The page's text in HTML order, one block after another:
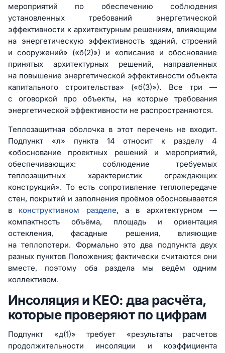
мероприятий по обеспечению соблюдения
установленных требований энергетической
эффективности к архитектурным решениям, влияющим
на энергетическую эффективность зданий, строений
и сооружений» («б(2)») и «описание и обоснование
принятых архитектурных решений, направленных
на повышение энергетической эффективности объекта
капитального строительства» («б(3)»). Все три —
с оговоркой про объекты, на которые требования
энергетической эффективности не распространяются.
Теплозащитная оболочка в этот перечень не входит.
Подпункт «л» пункта 14 относит к разделу 4
«обоснование проектных решений и мероприятий,
обеспечивающих: соблюдение требуемых
теплозащитных характеристик ограждающих
конструкций». То есть сопротивление теплопередаче
стен, покрытий и заполнения проёмов обосновывается
в конструктивном разделе, а в архитектурном —
компактность объёма, площадь и ориентация
остекления, фасадные решения, влияющие
на теплопотери. Формально это два подпункта двух
разных пунктов Положения; фактически считаются они
вместе, поэтому оба раздела мы ведём одним
коллективом.
Инсоляция и КЕО: два расчёта,
которые проверяют по цифрам
Подпункт «д(1)» требует «результаты расчетов
продолжительности инсоляции и коэффициента